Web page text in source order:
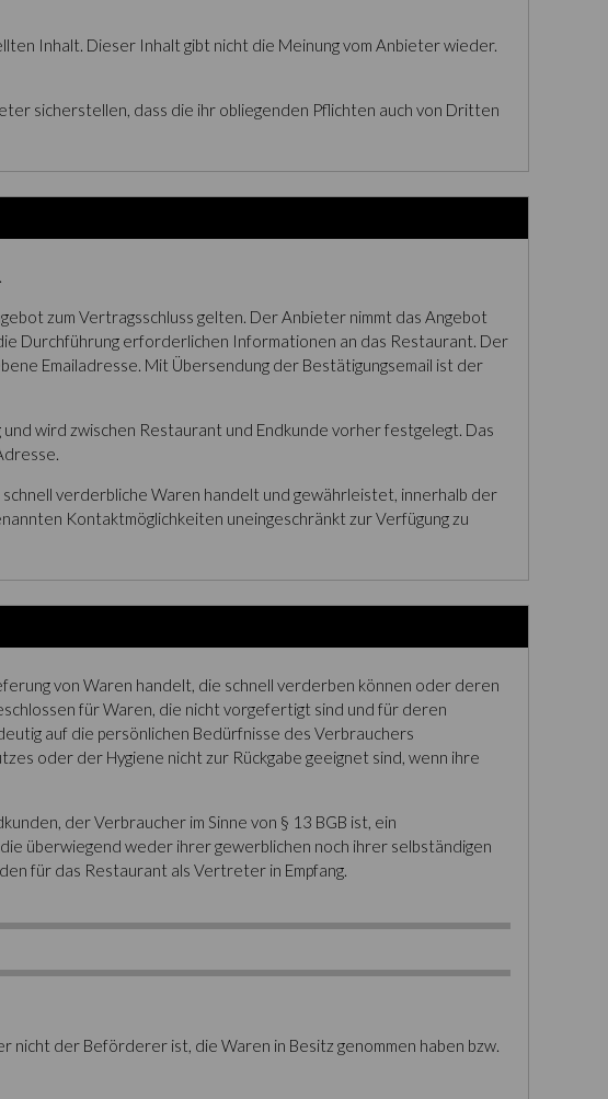
Inhalt. Dieser Inhalt gibt nicht die Meinung vom Anbieter wieder.
sicherstellen, dass die ihr obliegenden Pflichten auch von Dritten
zum Vertragsschluss gelten. Der Anbieter nimmt das Angebot
Durchführung erforderlichen Informationen an das Restaurant. Der
Emailadresse. Mit Übersendung der Bestätigungsemail ist der
wird zwischen Restaurant und Endkunde vorher festgelegt. Das
verderbliche Waren handelt und gewährleistet, innerhalb der
Kontaktmöglichkeiten uneingeschränkt zur Verfügung zu
von Waren handelt, die schnell verderben können oder deren
für Waren, die nicht vorgefertigt sind und für deren
auf die persönlichen Bedürfnisse des Verbrauchers
oder der Hygiene nicht zur Rückgabe geeignet sind, wenn ihre
der Verbraucher im Sinne von § 13 BGB ist, ein
überwiegend weder ihrer gewerblichen noch ihrer selbständigen
für das Restaurant als Vertreter in Empfang.
nicht der Beförderer ist, die Waren in Besitz genommen haben bzw.